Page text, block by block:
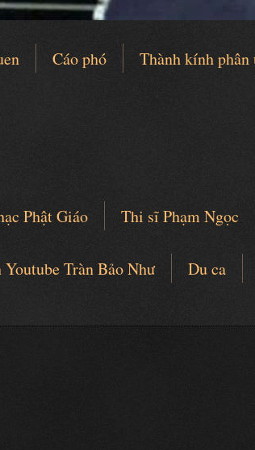
Cáo phó Thành kính phân
Phật Giáo Thi sĩ Phạm Ngọc
Youtube Tràn Bảo Như Du ca